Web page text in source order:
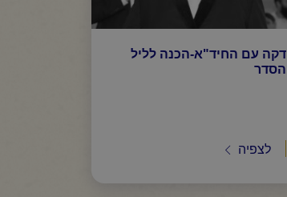
דקה עם החיד"א-הכנה לליל
הסדר
לצפיה